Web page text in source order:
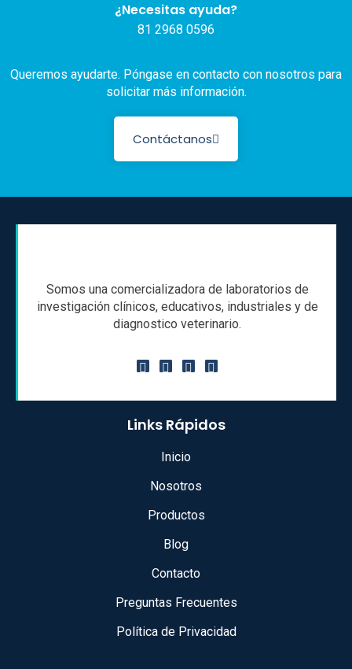
¿Necesitas ayuda?
81 2968 0596
Queremos ayudarte. Póngase en contacto con nosotros para
solicitar más información.
Contáctanos
Somos una comercializadora de laboratorios de
investigación clínicos, educativos, industriales y de
diagnostico veterinario.
Links Rápidos
Inicio
Nosotros
Productos
Blog
Contacto
Preguntas Frecuentes
Política de Privacidad